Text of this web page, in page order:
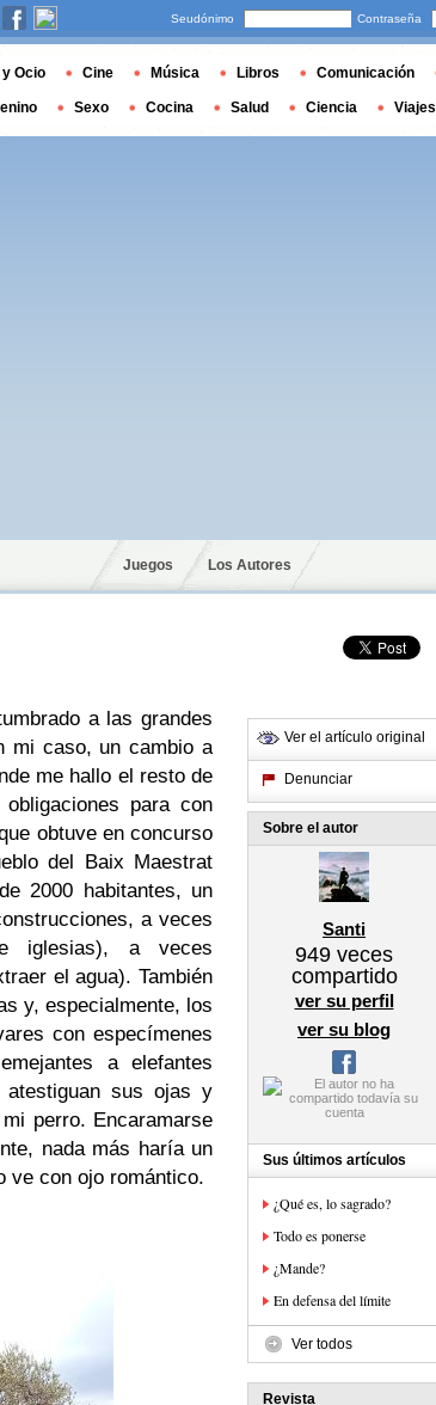
Juegos Los Autores
a las grandes
mi caso, un cambio a
me hallo el resto de
para con
obtuve en concurso
del Baix Maestrat
2000 habitantes, un
a veces
iglesias), a veces
el agua). También
y, especialmente, los
con especímenes
a elefantes
atestiguan sus ojas y
perro. Encaramarse
nada más haría un
ve con ojo romántico.
Ver el artículo original
Denunciar
Sobre el autor
Santi
949 veces
compartido
ver su perfil
ver su blog
Sus últimos artículos
¿Qué es, lo sagrado?
Todo es ponerse
¿Mande?
En defensa del límite
Ver todos
Revista
Seudónimo Contraseña
Ocio Cine Música Libros Comunicación
Sexo Cocina Salud Ciencia Viajes